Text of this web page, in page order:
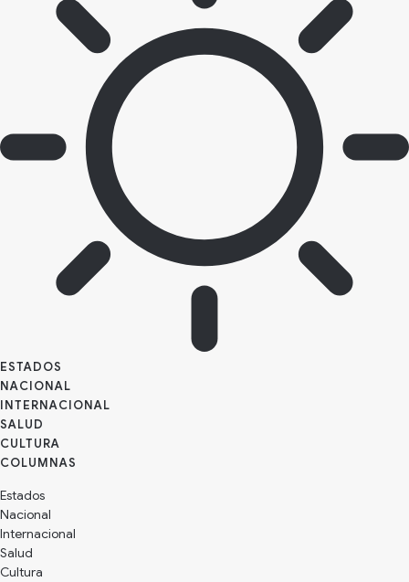
ESTADOS
NACIONAL
INTERNACIONAL
SALUD
CULTURA
Estados
Nacional
Internacional
Salud
Cultura